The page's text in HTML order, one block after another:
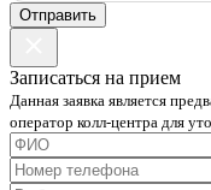
Отправить
Записаться на прием
Данная заявка является
оператор колл-центра для